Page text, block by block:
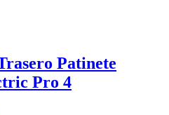
Patinete
Pro 4